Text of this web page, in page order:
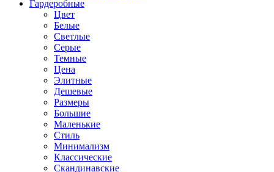
Гардеробные
Цвет
Белые
Светлые
Серые
Темные
Цена
Элитные
Дешевые
Размеры
Большие
Маленькие
Стиль
Минимализм
Классические
Скандинавские